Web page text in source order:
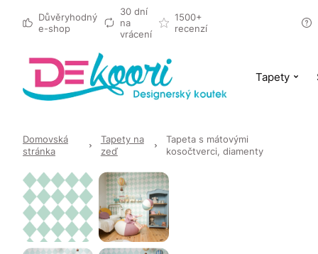
Důvěryhodný
e-shop
30 dní
na
vrácení
1500+
recenzí
Tapety
Domovská
stránka
Tapety na
zeď
Tapeta s mátovými
kosočtverci, diamenty